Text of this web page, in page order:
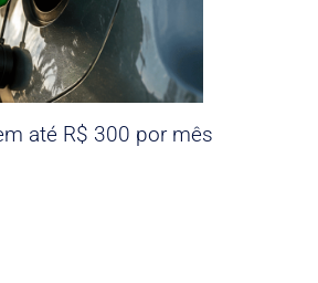
até R$ 300 por mês